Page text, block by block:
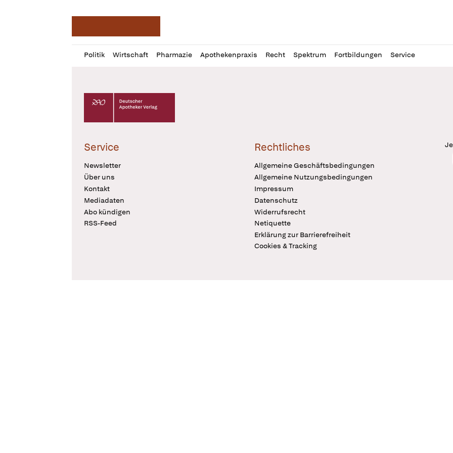
Politik Wirtschaft Pharmazie Apothekenpraxis Recht Spektrum Fortbildungen Service
Profil
öffnen
Daz
Pur
Deutscher Apotheker Verlag Logo
Service
Newsletter
Über uns
Kontakt
Mediadaten
Abo kündigen
RSS-Feed
Rechtliches
Allgemeine Geschäftsbedingungen
Allgemeine Nutzungsbedingungen
Impressum
Datenschutz
Widerrufsrecht
Netiquette
Erklärung zur Barrierefreiheit
Cookies & Tracking